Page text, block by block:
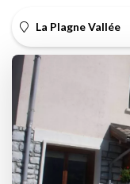
La Plagne Vallée